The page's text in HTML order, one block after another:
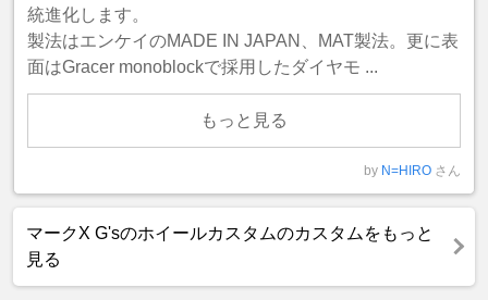
統進化します。
製法はエンケイのMADE IN JAPAN、MAT製法。更に表
面はGracer monoblockで採用したダイヤモ ...
もっと見る
by N=HIRO さん
マークX G'sのホイールカスタムのカスタムをもっと
見る